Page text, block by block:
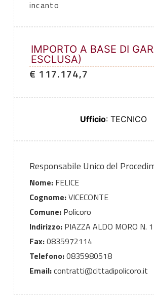
incanto
IMPORTO A BASE DI
ESCLUSA)
€ 117.174,7
Ufficio: TECNICO
Responsabile Unico del
Nome:FELICE
Cognome:VICECONTE
Comune:Policoro
Indirizzo:PIAZZA ALDO MORO N. 1
Fax:0835972114
Telefono:0835980518
Email:contratti@cittadipolicoro.it